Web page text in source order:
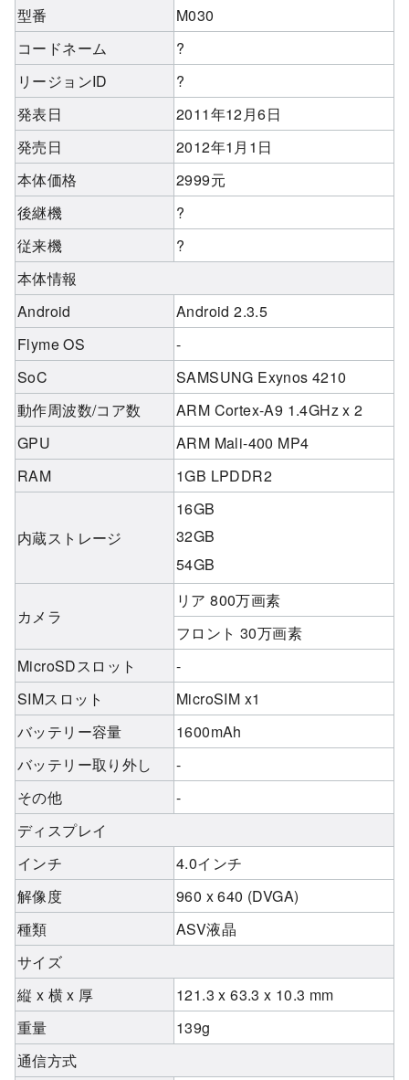
型番
M030
コードネーム
?
リージョンID
?
発表日
2011年12月6日
発売日
2012年1月1日
本体価格
2999元
後継機
?
従来機
?
本体情報
Android
Android 2.3.5
Flyme OS
-
SoC
SAMSUNG Exynos 4210
動作周波数/コア数
ARM Cortex-A9 1.4GHz x 2
GPU
ARM Mali-400 MP4
RAM
1GB LPDDR2
内蔵ストレージ
16GB
32GB
54GB
カメラ
リア 800万画素
フロント 30万画素
MicroSDスロット
-
SIMスロット
MicroSIM x1
バッテリー容量
1600mAh
バッテリー取り外し
-
その他
-
ディスプレイ
インチ
4.0インチ
解像度
960 x 640 (DVGA)
種類
ASV液晶
サイズ
縦 x 横 x 厚
121.3 x 63.3 x 10.3 mm
重量
139g
通信方式